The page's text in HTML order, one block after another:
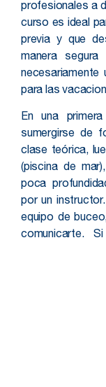
profesionales a
curso es ideal
previa y que
manera
para las
En una
sumergirse de
clase teórica,
(piscina de
poca
por un
equipo de
comunicarte. Si